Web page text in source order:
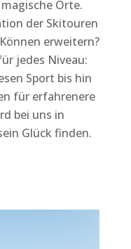
Orte.
der Skitouren
erweitern?
jedes Niveau:
Sport bis hin
für erfahrenere
bei uns in
Glück finden.